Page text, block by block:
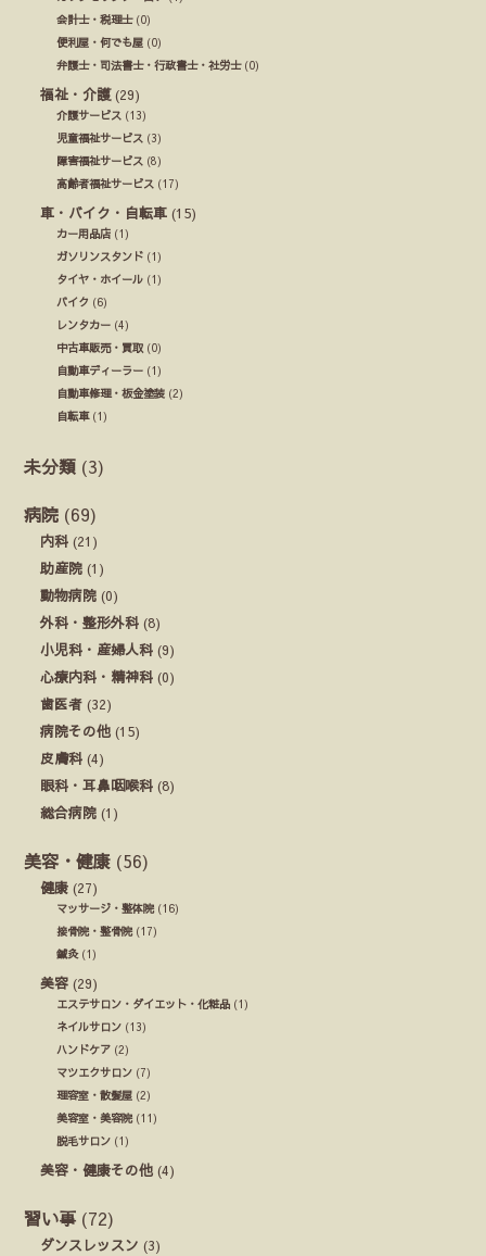
会計士・税理士(0)
便利屋・何でも屋 (0)
弁護士・司法書士・行政書士・社労士(0)
福祉・介護(29)
介護サービス (13)
児童福祉サービス (3)
障害福祉サービス (8)
高齢者福祉サービス (17)
車・バイク・自転車 (15)
カー用品店 (1)
ガソリンスタンド (1)
タイヤ・ホイール (1)
バイク (6)
レンタカー (4)
中古車販売・買取 (0)
自動車ディーラー (1)
自動車修理・板金塗装 (2)
自転車(1)
未分類 (3)
病院 (69)
内科 (21)
助産院 (1)
動物病院 (0)
外科・整形外科 (8)
小児科・産婦人科 (9)
心療内科・精神科 (0)
歯医者 (32)
病院その他 (15)
皮膚科 (4)
眼科・耳鼻咽喉科 (8)
総合病院 (1)
美容・健康 (56)
健康 (27)
マッサージ・整体院(16)
接骨院・整骨院(17)
鍼灸(1)
美容 (29)
エステサロン・ダイエット・化粧品 (1)
ネイルサロン (13)
ハンドケア (2)
マツエクサロン (7)
理容室・散髪屋 (2)
美容室・美容院(11)
脱毛サロン (1)
美容・健康その他 (4)
習い事 (72)
ダンスレッスン (3)